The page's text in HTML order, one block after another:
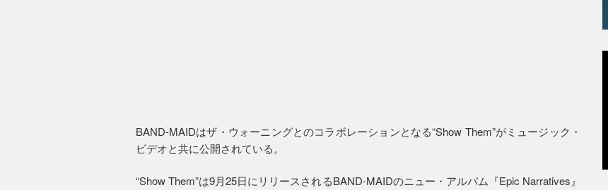
BAND-MAIDはザ・ウォーニングとのコラボレーションとなる“Show Them”がミュージック・
ビデオと共に公開されている。
“Show Them”は9月25日にリリースされるBAND-MAIDのニュー・アルバム『Epic Narratives』